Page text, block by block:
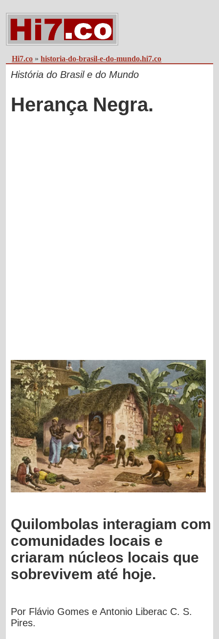
Hi7.co »historia-do-brasil-e-do-mundo.hi7.co
História do Brasil e do Mundo
Herança Negra.
Quilombolas interagiam com
comunidades locais e
criaram núcleos locais que
sobrevivem até hoje.
Por Flávio Gomes e Antonio Liberac C. S.
Pires.